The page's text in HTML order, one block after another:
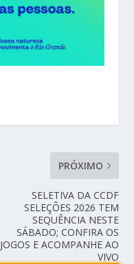
PRÓXIMO
SELETIVA DA CCDF
SELEÇÕES 2026 TEM
SEQUÊNCIA NESTE
SÁBADO; CONFIRA OS
JOGOS E ACOMPANHE AO
VIVO